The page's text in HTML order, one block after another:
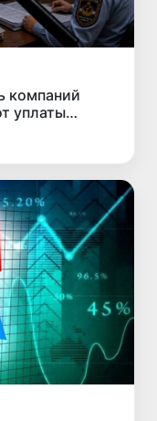
компаний
уплаты